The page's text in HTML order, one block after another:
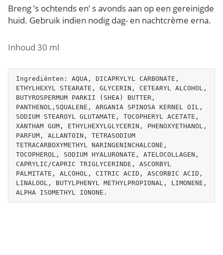
Breng ’s ochtends en’ s avonds aan op een gereinigde
huid. Gebruik indien nodig dag- en nachtcrème erna.
Inhoud 30 ml
Ingrediënten: AQUA, DICAPRYLYL CARBONATE,
ETHYLHEXYL STEARATE, GLYCERIN, CETEARYL ALCOHOL,
BUTYROSPERMUM PARKII (SHEA) BUTTER,
PANTHENOL,SQUALENE, ARGANIA SPINOSA KERNEL OIL,
SODIUM STEAROYL GLUTAMATE, TOCOPHERYL ACETATE,
XANTHAM GUM, ETHYLHEXYLGLYCERIN, PHENOXYETHANOL,
PARFUM, ALLANTOIN, TETRASODIUM
TETRACARBOXYMETHYL NARINGENINCHALCONE,
TOCOPHEROL, SODIUM HYALURONATE, ATELOCOLLAGEN,
CAPRYLIC/CAPRIC TRIGLYCERINDE, ASCORBYL
PALMITATE, ALCOHOL, CITRIC ACID, ASCORBIC ACID,
LINALOOL, BUTYLPHENYL METHYLPROPIONAL, LIMONENE,
ALPHA ISOMETHYL IONONE.